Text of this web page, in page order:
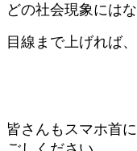
どの社会現象には
目線まで上げれば
皆さんもスマホ首